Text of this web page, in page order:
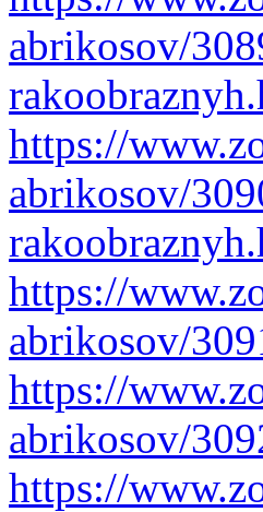
abrikosov/
https://
abrikosov/
https://
abrikosov/
https://
abrikosov/
https://